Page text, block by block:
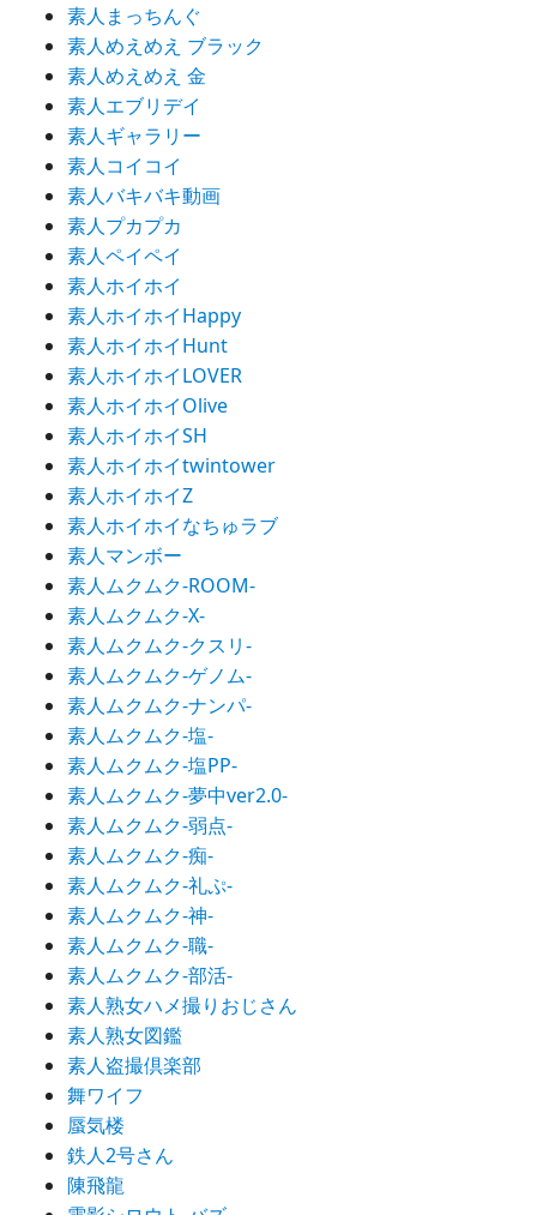
素人まっちんぐ
素人めえめえ ブラック
素人めえめえ 金
素人エブリデイ
素人ギャラリー
素人コイコイ
素人バキバキ動画
素人プカプカ
素人ペイペイ
素人ホイホイ
素人ホイホイHappy
素人ホイホイHunt
素人ホイホイLOVER
素人ホイホイOlive
素人ホイホイSH
素人ホイホイtwintower
素人ホイホイZ
素人ホイホイなちゅラブ
素人マンボー
素人ムクムク-ROOM-
素人ムクムク-X-
素人ムクムク-クスリ-
素人ムクムク-ゲノム-
素人ムクムク-ナンパ-
素人ムクムク-塩-
素人ムクムク-塩PP-
素人ムクムク-夢中ver2.0-
素人ムクムク-弱点-
素人ムクムク-痴-
素人ムクムク-礼ぷ-
素人ムクムク-神-
素人ムクムク-職-
素人ムクムク-部活-
素人熟女ハメ撮りおじさん
素人熟女図鑑
素人盗撮倶楽部
舞ワイフ
蜃気楼
鉄人2号さん
陳飛龍